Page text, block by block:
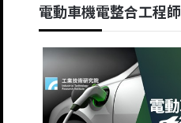
電動車機電整合工程師